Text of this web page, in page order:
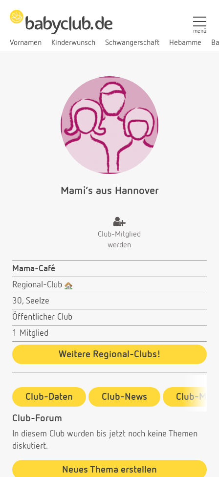
Vornamen Kinderwunsch Schwangerschaft Hebamme
menü
Mami‘s aus Hannover
Club-Mitglied
werden
Mama-Café
Regional-Club
30, Seelze
Öffentlicher Club
1 Mitglied
Weitere Regional-Clubs!
Club-Daten Club-News Club-
Club-Forum
In diesem Club wurden bis jetzt noch keine Themen
diskutiert.
Neues Thema erstellen